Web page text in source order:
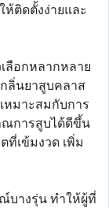
ติดตั้งง่ายและ
ลือกหลากหลาย
ลิ่นยาสูบคลาส
มาะสมกับการ
ณการสูบได้ดีขึ้น
เข้มงวด เพิ่ม
บางรุ่น ทำให้ผู้ที่